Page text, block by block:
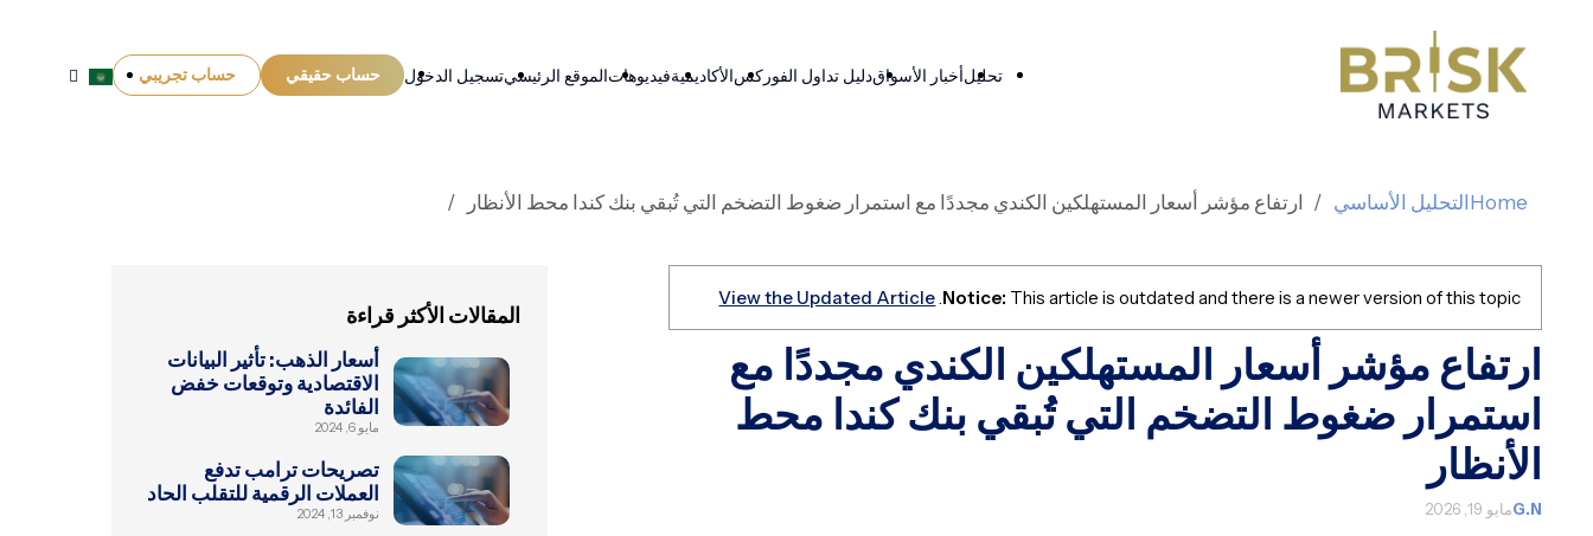
تحليلأخبار الأسواقدليل تداول الفوركسالأكاديميةفيديوهاتالموقع الرئيسيتسجيل الدخول حساب حقيقي حساب تجريبي
Homeالتحليل الأساسي ارتفاع مؤشر أسعار المستهلكين الكندي مجددًا مع استمرار ضغوط التضخم التي تُبقي بنك كندا محط الأنظار
Notice: This article is outdated and there is a newer version of this topic.
View the Updated Article
ارتفاع مؤشر أسعار المستهلكين الكندي مجددًا مع
استمرار ضغوط التضخم التي تُبقي بنك كندا محط
الأنظار
G.Nمايو 19, 2026
المقالات الأكثر قراءة
أسعار الذهب: تأثير البيانات
الاقتصادية وتوقعات خفض
الفائدة
مايو 6, 2024
تصريحات ترامب تدفع
العملات الرقمية للتقلب الحاد
نوفمبر 13, 2024